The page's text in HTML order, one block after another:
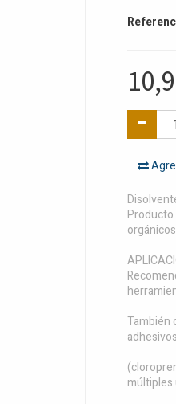
También
múltiples